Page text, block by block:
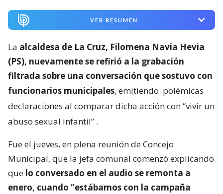
VER RESUMEN
La alcaldesa de La Cruz, Filomena Navia Hevia
(PS), nuevamente se refirió a la grabación
filtrada sobre una conversación que sostuvo con
funcionarios municipales, emitiendo polémicas
declaraciones al comparar dicha acción con “vivir un
abuso sexual infantil” .
Fue el jueves, en plena reunión de Concejo
Municipal, que la jefa comunal comenzó explicando
que lo conversado en el audio se remonta a
enero, cuando “estábamos con la campaña